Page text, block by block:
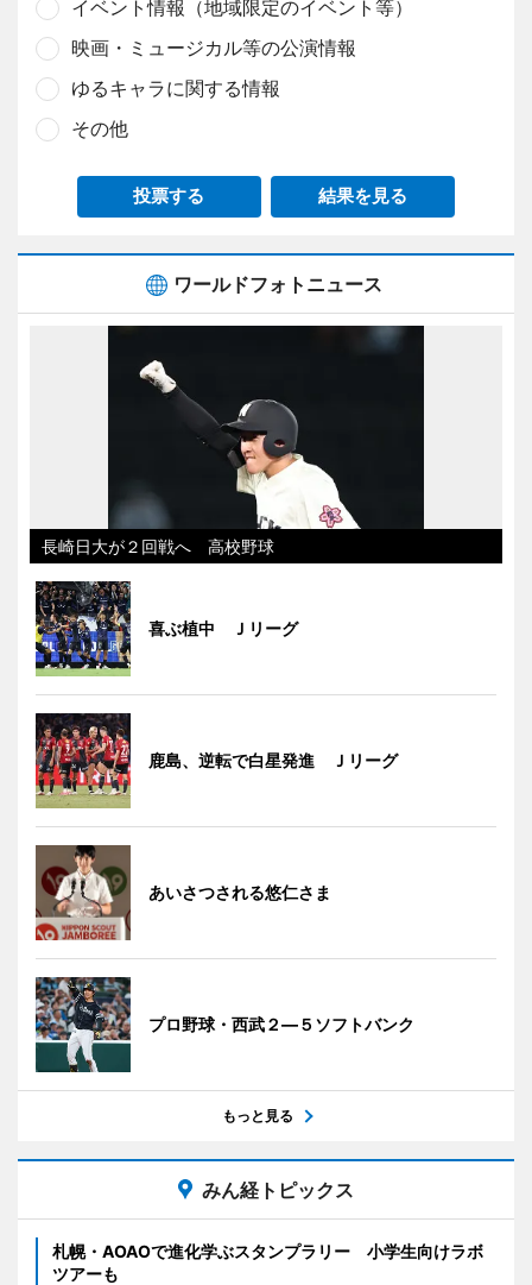
イベント情報（地域限定のイベント等）
映画・ミュージカル等の公演情報
ゆるキャラに関する情報
その他
投票する 結果を見る
ワールドフォトニュース
長崎日大が２回戦へ 高校野球
喜ぶ植中 Ｊリーグ
鹿島、逆転で白星発進 Ｊリーグ
あいさつされる悠仁さま
プロ野球・西武２―５ソフトバンク
もっと見る
みん経トピックス
札幌・AOAOで進化学ぶスタンプラリー 小学生向けラボ
ツアーも